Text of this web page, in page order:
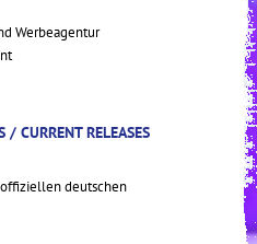
Werbeagentur
/ CURRENT RELEASES
offiziellen deutschen